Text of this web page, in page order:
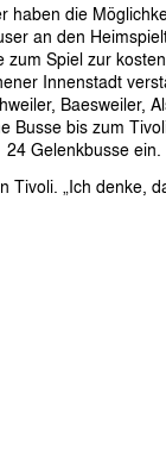
die
an den
Spiel zur
Innenstadt
Baesweiler,
Busse bis zum
Gelenkbusse ein.
Tivoli. „Ich denke,